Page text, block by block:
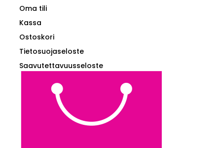
Oma tili
Kassa
Ostoskori
Tietosuojaseloste
Saavutettavuusseloste